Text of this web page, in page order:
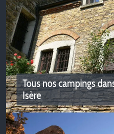
Portes de
Envie de vacances nature ?
Savoie et du massif de la
Tous nos campings
Isère